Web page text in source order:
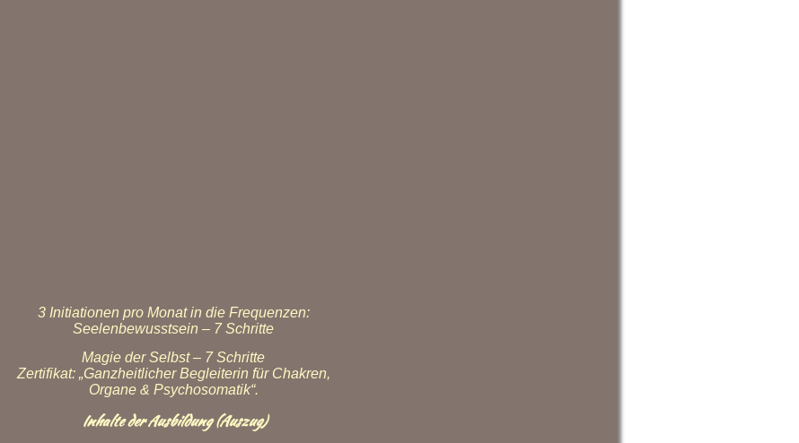
3 Initiationen pro Monat in die Frequenzen:
Seelenbewusstsein – 7 Schritte
Magie der Selbst – 7 Schritte
Zertifikat: „Ganzheitlicher Begleiterin für Chakren,
Organe & Psychosomatik“.
Inhalte der Ausbildung (Auszug)